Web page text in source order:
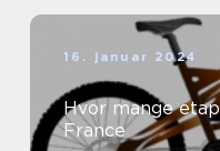
16. januar 2024
Hvor mange
France